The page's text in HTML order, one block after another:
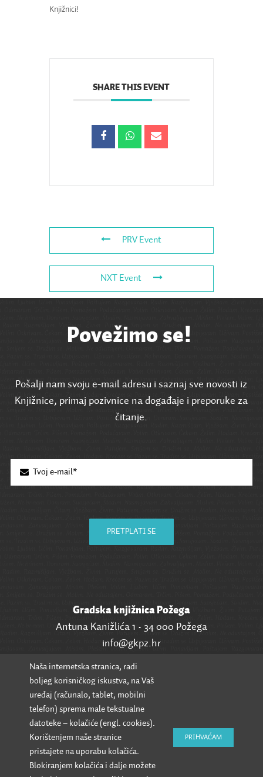
Knjižnici!
SHARE THIS EVENT
PRV Event
NXT Event
Povežimo se!
Pošalji nam svoju e-mail adresu i saznaj sve novosti iz
Knjižnice, primaj pozivnice na događaje i preporuke za
čitanje.
PRETPLATI SE
Gradska knjižnica Požega
Antuna Kanižlića 1 • 34 000 Požega
info@gkpz.hr
SVI KONTAKTI
Naša internetska stranica, radi
boljeg korisničkog iskustva, na Vaš
uređaj (računalo, tablet, mobilni
telefon) sprema male tekstualne
datoteke – kolačiće (engl. cookies).
Korištenjem naše stranice
pristajete na uporabu kolačića.
Blokiranjem kolačića i dalje možete
PRIHVAĆAM